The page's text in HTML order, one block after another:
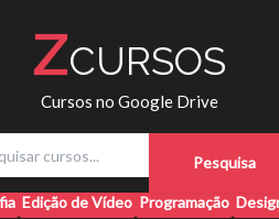
ZCURSOS
Cursos no Google Drive
q
Pesquisa
Edição de Vídeo Programação